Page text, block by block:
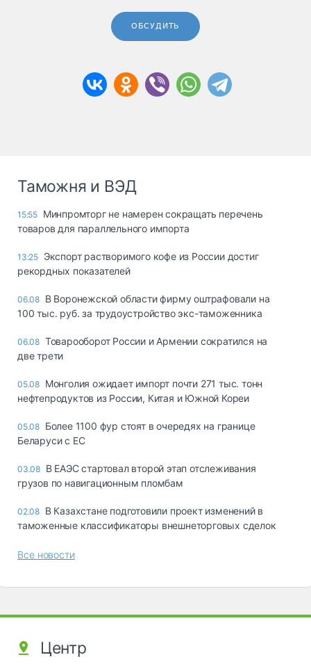
ОБСУДИТЬ
Таможня и ВЭД
15:55 Минпромторг не намерен сокращать перечень
товаров для параллельного импорта
13:25 Экспорт растворимого кофе из России достиг
рекордных показателей
06.08 В Воронежской области фирму оштрафовали на
100 тыс. руб. за трудоустройство экс-таможенника
06.08 Товарооборот России и Армении сократился на
две трети
05.08 Монголия ожидает импорт почти 271 тыс. тонн
нефтепродуктов из России, Китая и Южной Кореи
05.08 Более 1100 фур стоят в очередях на границе
Беларуси с ЕС
03.08 В ЕАЭС стартовал второй этап отслеживания
грузов по навигационным пломбам
02.08 В Казахстане подготовили проект изменений в
таможенные классификаторы внешнеторговых сделок
Все новости
Центр